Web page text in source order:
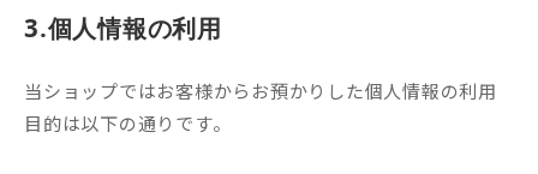
3.個人情報の利用
当ショップではお客様からお預かりした個人情報の利用
目的は以下の通りです。